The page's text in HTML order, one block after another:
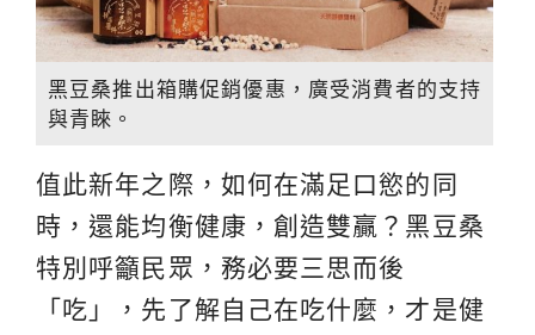
黑豆桑推出箱購促銷優惠，廣受消費者的支持
與青睞。
值此新年之際，如何在滿足口慾的同
時，還能均衡健康，創造雙贏？黑豆桑
特別呼籲民眾，務必要三思而後
「吃」，先了解自己在吃什麼，才是健